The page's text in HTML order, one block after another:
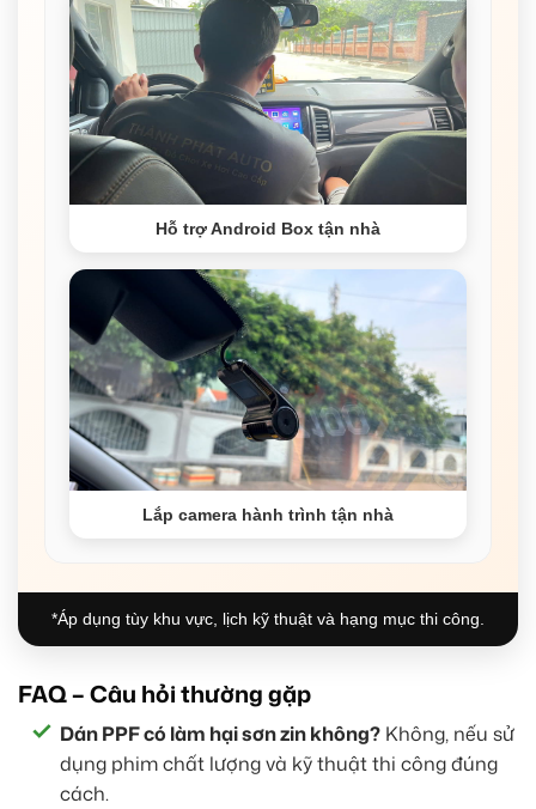
Hỗ trợ Android Box tận nhà
Lắp camera hành trình tận nhà
*Áp dụng tùy khu vực, lịch kỹ thuật và hạng mục thi công.
FAQ – Câu hỏi thường gặp
Dán PPF có làm hại sơn zin không? Không, nếu sử
dụng phim chất lượng và kỹ thuật thi công đúng
cách.